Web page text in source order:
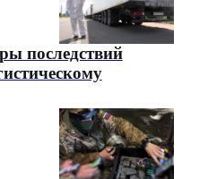
последствий